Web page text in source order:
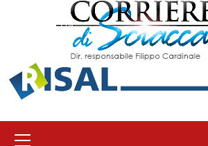
principale